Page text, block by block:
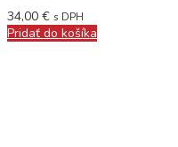
34,00 € s DPH
Pridať do košíka